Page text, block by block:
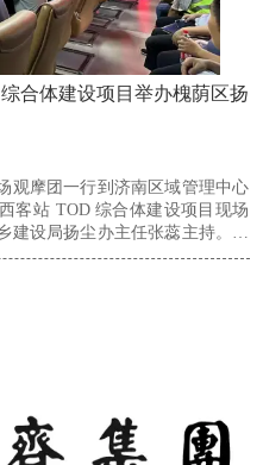
合体建设项目举办槐荫区扬
观摩团一行到济南区域管理中心
客站 TOD 综合体建设项目现场
建设局扬尘办主任张蕊主持。槐
街道办事处等主管部门相关负责